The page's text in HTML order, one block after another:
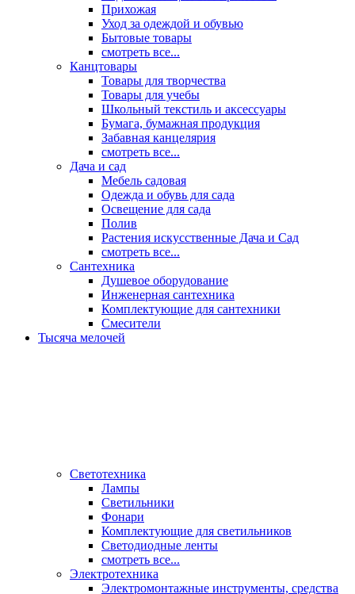
Прихожая
Уход за одеждой и обувью
Бытовые товары
смотреть все...
Канцтовары
Товары для творчества
Товары для учебы
Школьный текстиль и аксессуары
Бумага, бумажная продукция
Забавная канцелярия
смотреть все...
Дача и сад
Мебель садовая
Одежда и обувь для сада
Освещение для сада
Полив
Растения искусственные Дача и Сад
смотреть все...
Сантехника
Душевое оборудование
Инженерная сантехника
Комплектующие для сантехники
Смесители
Тысяча мелочей
Светотехника
Лампы
Светильники
Фонари
Комплектующие для светильников
Светодиодные ленты
смотреть все...
Электротехника
Электромонтажные инструменты, средства